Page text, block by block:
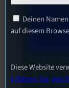
Geek
das
bunte
riesiges
Deinen
auf diesem
Diese Website
Erfahren Sie, wie